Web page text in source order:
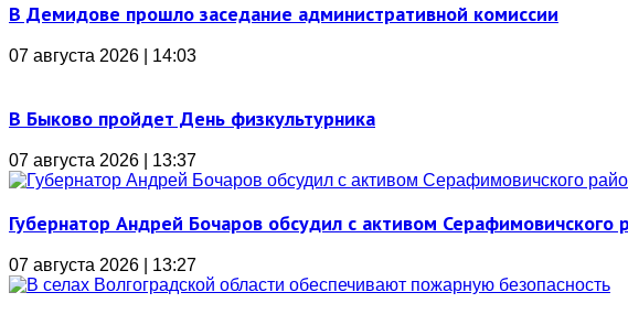
В Демидове прошло заседание административной комиссии
07 августа 2026 | 14:03
В Быково пройдет День физкультурника
07 августа 2026 | 13:37
Губернатор Андрей Бочаров обсудил с активом Серафимовичского
07 августа 2026 | 13:27